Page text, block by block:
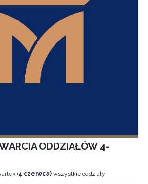
ODDZIAŁÓW 4-
(4 czerwca) wszystkie oddziały